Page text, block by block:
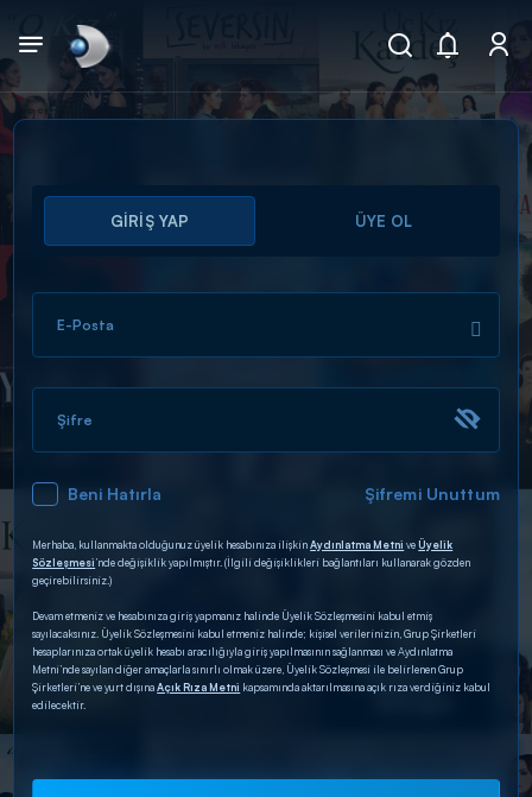
Arama
ARAMA SONUÇLARI
DİĞER SONUÇLAR
GİRİŞ YAP ÜYE OL
E-Posta
Şifre
Beni Hatırla Şifremi Unuttum
Merhaba, kullanmakta olduğunuz üyelik hesabınıza ilişkinAydınlatma Metni veÜyelik
Sözleşmesi’nde değişiklik yapılmıştır. (İlgili değişiklikleri bağlantıları kullanarak gözden
geçirebilirsiniz.)
Devam etmeniz ve hesabınıza giriş yapmanız halinde Üyelik Sözleşmesini kabul etmiş
sayılacaksınız. Üyelik Sözleşmesini kabul etmeniz halinde; kişisel verilerinizin, Grup Şirketleri
hesaplarınıza ortak üyelik hesabı aracılığıyla giriş yapılmasının sağlanması ve Aydınlatma
Metni’nde sayılan diğer amaçlarla sınırlı olmak üzere, Üyelik Sözleşmesi ile belirlenen Grup
Şirketleri’ne ve yurt dışınaAçık Rıza Metni kapsamında aktarılmasına açık rıza verdiğiniz kabul
edilecektir.